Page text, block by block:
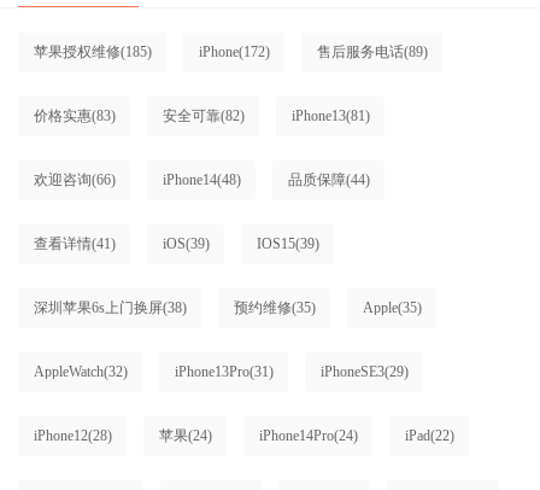
苹果授权维修(185) iPhone(172) 售后服务电话(89)
价格实惠(83) 安全可靠(82) iPhone13(81)
欢迎咨询(66) iPhone14(48) 品质保障(44)
查看详情(41) iOS(39) IOS15(39)
深圳苹果6s上门换屏(38) 预约维修(35) Apple(35)
AppleWatch(32) iPhone13Pro(31) iPhoneSE3(29)
iPhone12(28) 苹果(24) iPhone14Pro(24) iPad(22)